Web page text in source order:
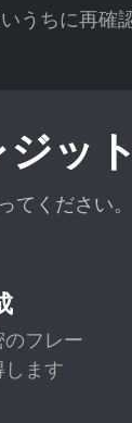
うちに再確
ッ
てください。
フレー
ます